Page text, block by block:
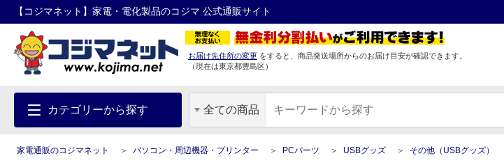
【コジマネット】家電・電化製品のコジマ 公式通販サイト
お届け先住所の変更 をすると、商品発送場所からのお届け目安が確認できます。
（現在は東京都豊島区）
カテゴリーから探す 全ての商品
家電通販のコジマネット パソコン・周辺機器・プリンター PCパーツ USBグッズ その他（USBグッズ）